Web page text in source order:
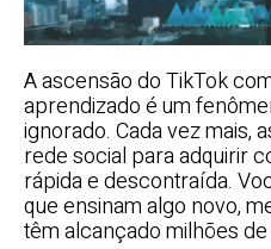
A ascensão do TikTok
aprendizado é um
ignorado. Cada vez mais,
rede social para adquirir
rápida e descontraída.
que ensinam algo novo,
têm alcançado milhões